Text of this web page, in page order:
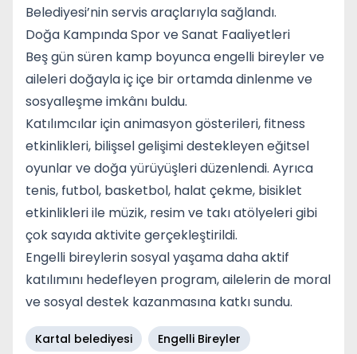
Belediyesi’nin servis araçlarıyla sağlandı.
Doğa Kampında Spor ve Sanat Faaliyetleri
Beş gün süren kamp boyunca engelli bireyler ve
aileleri doğayla iç içe bir ortamda dinlenme ve
sosyalleşme imkânı buldu.
Katılımcılar için animasyon gösterileri, fitness
etkinlikleri, bilişsel gelişimi destekleyen eğitsel
oyunlar ve doğa yürüyüşleri düzenlendi. Ayrıca
tenis, futbol, basketbol, halat çekme, bisiklet
etkinlikleri ile müzik, resim ve takı atölyeleri gibi
çok sayıda aktivite gerçekleştirildi.
Engelli bireylerin sosyal yaşama daha aktif
katılımını hedefleyen program, ailelerin de moral
ve sosyal destek kazanmasına katkı sundu.
Kartal belediyesi
Engelli Bireyler